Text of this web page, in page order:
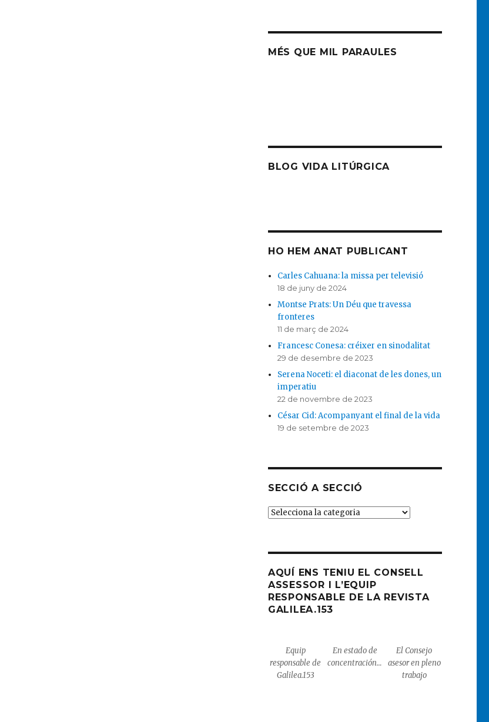
MÉS QUE MIL PARAULES
BLOG VIDA LITÚRGICA
HO HEM ANAT PUBLICANT
Carles Cahuana: la missa per televisió
18 de juny de 2024
Montse Prats: Un Déu que travessa
fronteres
11 de març de 2024
Francesc Conesa: créixer en sinodalitat
29 de desembre de 2023
Serena Noceti: el diaconat de les dones, un
imperatiu
22 de novembre de 2023
César Cid: Acompanyant el final de la vida
19 de setembre de 2023
SECCIÓ A SECCIÓ
SECCIÓ
AQUÍ ENS TENIU EL CONSELL
ASSESSOR I L’EQUIP
RESPONSABLE DE LA REVISTA
GALILEA.153
Equip
responsable de
Galilea.153
En estado de
concentración…
El Consejo
asesor en pleno
trabajo